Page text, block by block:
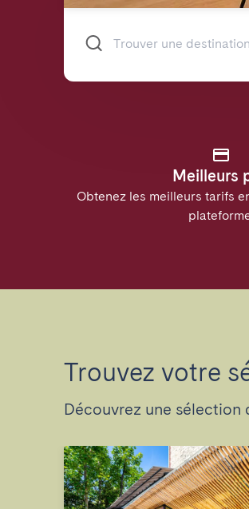
Meilleurs
Obtenez les meilleurs tarifs
Trouvez votre
Découvrez une sélection